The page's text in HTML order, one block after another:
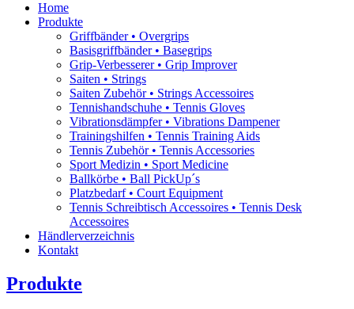
Home
Produkte
Griffbänder • Overgrips
Basisgriffbänder • Basegrips
Grip-Verbesserer • Grip Improver
Saiten • Strings
Saiten Zubehör • Strings Accessoires
Tennishandschuhe • Tennis Gloves
Vibrationsdämpfer • Vibrations Dampener
Trainingshilfen • Tennis Training Aids
Tennis Zubehör • Tennis Accessories
Sport Medizin • Sport Medicine
Ballkörbe • Ball PickUp´s
Platzbedarf • Court Equipment
Tennis Schreibtisch Accessoires • Tennis Desk
Accessoires
Händlerverzeichnis
Kontakt
Produkte